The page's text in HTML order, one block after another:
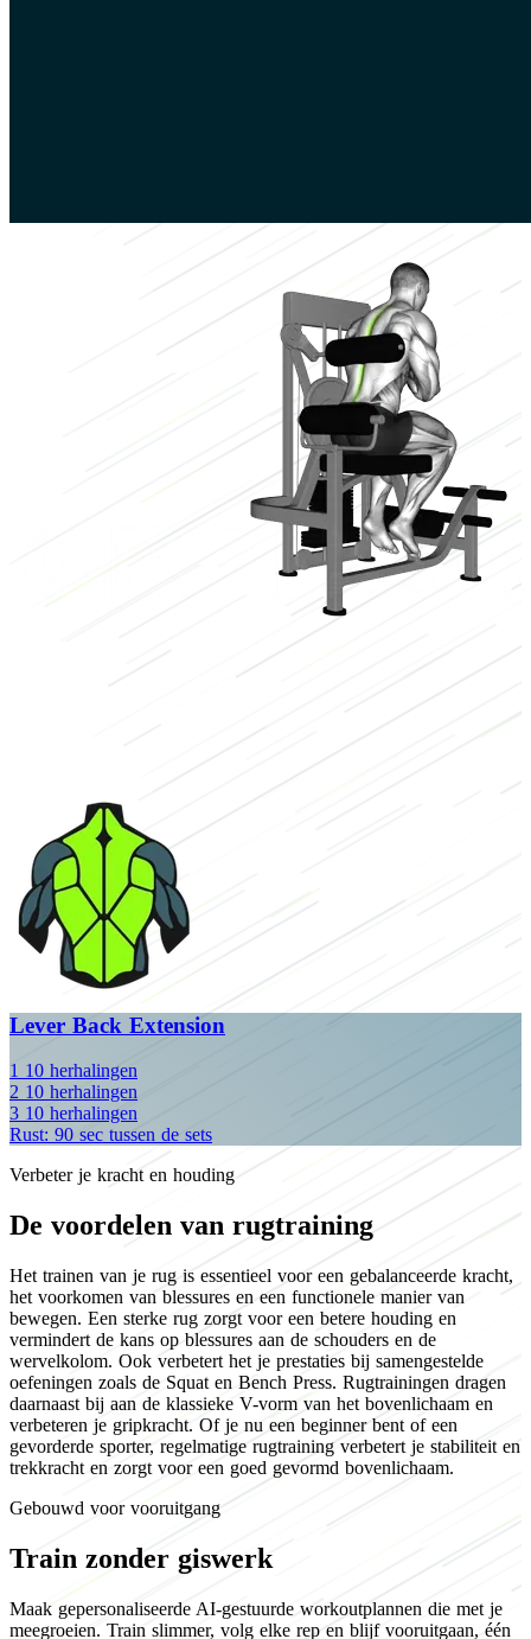
Lever Back Extension
1 10 herhalingen
2 10 herhalingen
3 10 herhalingen
Rust: 90 sec tussen de sets
Verbeter je kracht en houding
De voordelen van rugtraining
Het trainen van je rug is essentieel voor een gebalanceerde kracht,
het voorkomen van blessures en een functionele manier van
bewegen. Een sterke rug zorgt voor een betere houding en
vermindert de kans op blessures aan de schouders en de
wervelkolom. Ook verbetert het je prestaties bij samengestelde
oefeningen zoals de Squat en Bench Press. Rugtrainingen dragen
daarnaast bij aan de klassieke V-vorm van het bovenlichaam en
verbeteren je gripkracht. Of je nu een beginner bent of een
gevorderde sporter, regelmatige rugtraining verbetert je stabiliteit en
trekkracht en zorgt voor een goed gevormd bovenlichaam.
Gebouwd voor vooruitgang
Train zonder giswerk
Maak gepersonaliseerde AI-gestuurde workoutplannen die met je
meegroeien. Train slimmer, volg elke rep en blijf vooruitgaan, één